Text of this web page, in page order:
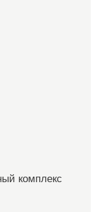
комплекс